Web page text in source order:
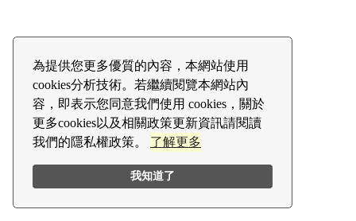
為提供您更多優質的內容，本網站使用
cookies分析技術。若繼續閱覽本網站內
容，即表示您同意我們使用 cookies，關於
更多cookies以及相關政策更新資訊請閱讀
我們的隱私權政策。 了解更多
我知道了